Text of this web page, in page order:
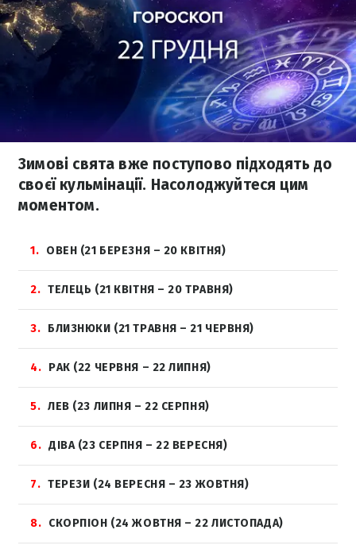
Зимові свята вже поступово підходять до
своєї кульмінації. Насолоджуйтеся цим
моментом.
1 ОВЕН (21 БЕРЕЗНЯ – 20 КВІТНЯ)
2 ТЕЛЕЦЬ (21 КВІТНЯ – 20 ТРАВНЯ)
3 БЛИЗНЮКИ (21 ТРАВНЯ – 21 ЧЕРВНЯ)
4 РАК (22 ЧЕРВНЯ – 22 ЛИПНЯ)
5 ЛЕВ (23 ЛИПНЯ – 22 СЕРПНЯ)
6 ДІВА (23 СЕРПНЯ – 22 ВЕРЕСНЯ)
7 ТЕРЕЗИ (24 ВЕРЕСНЯ – 23 ЖОВТНЯ)
8 СКОРПІОН (24 ЖОВТНЯ – 22 ЛИСТОПАДА)